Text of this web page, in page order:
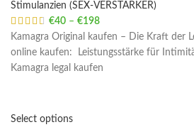
Stimulanzien (SEX-VERSTÄRKER)
€40 – €198
Kamagra Original kaufen – Die Kraft der
online kaufen: Leistungsstärke für
Kamagra legal kaufen
Select options